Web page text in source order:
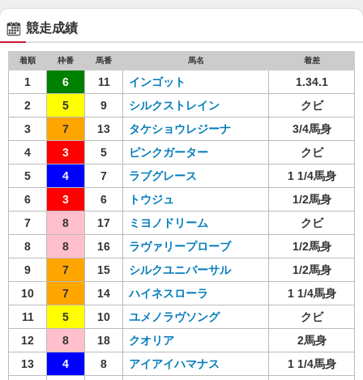
競走成績
着順 枠番 馬番 馬名 着差
1 6 11 インゴット
1.34.1
2
5 9 シルクストレイン
クビ
3
7 13 タケショウレジーナ
3/4馬身
4
3 5 ピンクガーター
クビ
5
4 7 ラブグレース
1 1/4馬身
6
3 6 トウジュ
1/2馬身
7
8 17 ミヨノドリーム
クビ
8
8 16 ラヴァリープローブ
1/2馬身
9
7 15 シルクユニバーサル
1/2馬身
10
7 14 ハイネスローラ
1 1/4馬身
11
5 10 ユメノラヴソング
クビ
12
8 18 クオリア
2馬身
13
4 8 アイアイハマナス
1 1/4馬身